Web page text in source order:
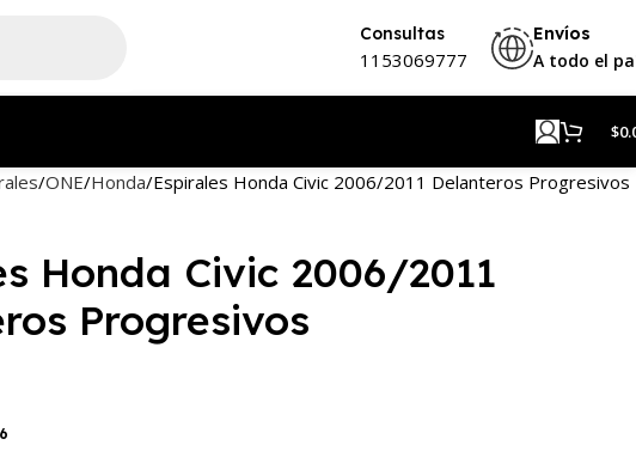
Consultas
1153069777
Envíos
A todo el
$
ONE Honda Espirales Honda Civic 2006/2011 Delanteros Progresivos
Honda Civic 2006/2011
Progresivos